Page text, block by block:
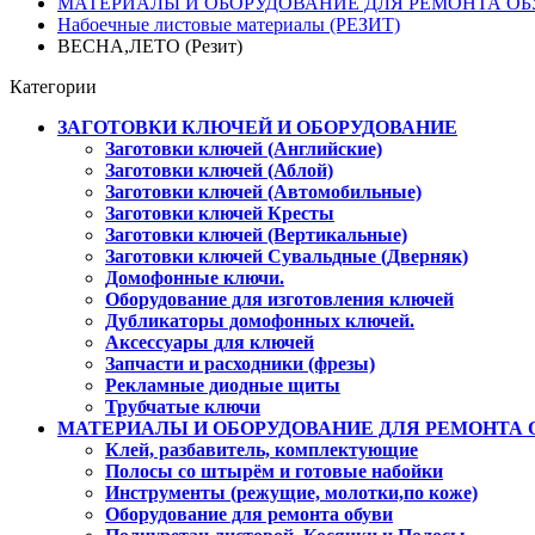
Набоечные листовые материалы (РЕЗИТ)
ВЕСНА,ЛЕТО (Резит)
Категории
ЗАГОТОВКИ КЛЮЧЕЙ И ОБОРУДОВАНИЕ
Заготовки ключей (Английские)
Заготовки ключей (Аблой)
Заготовки ключей (Автомобильные)
Заготовки ключей Кресты
Заготовки ключей (Вертикальные)
Заготовки ключей Сувальдные (Дверняк)
Домофонные ключи.
Оборудование для изготовления ключей
Дубликаторы домофонных ключей.
Аксессуары для ключей
Запчасти и расходники (фрезы)
Рекламные диодные щиты
Трубчатые ключи
МАТЕРИАЛЫ И ОБОРУДОВАНИЕ ДЛЯ РЕМОНТА
Клей, разбавитель, комплектующие
Полосы со штырём и готовые набойки
Инструменты (режущие, молотки,по коже)
Оборудование для ремонта обуви